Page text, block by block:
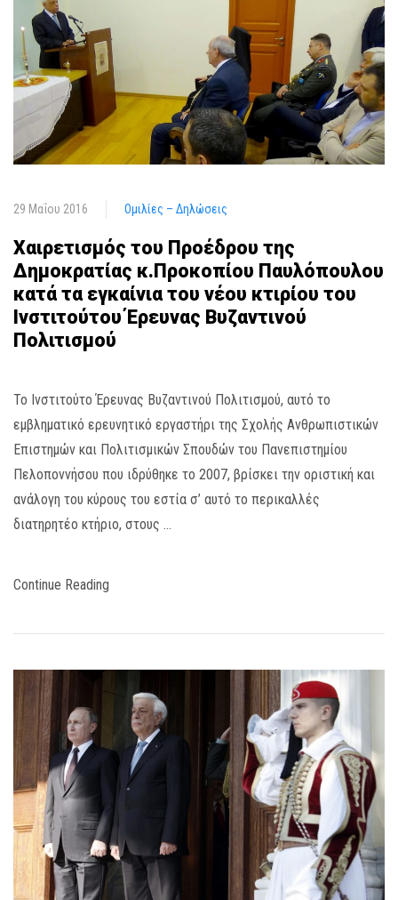
29 Μαΐου 2016 Ομιλίες – Δηλώσεις
Χαιρετισμός του Προέδρου της
Δημοκρατίας κ.Προκοπίου Παυλόπουλου
κατά τα εγκαίνια του νέου κτιρίου του
Ινστιτούτου Έρευνας Βυζαντινού
Πολιτισμού
Το Ινστιτούτο Έρευνας Βυζαντινού Πολιτισμού, αυτό το
εμβληματικό ερευνητικό εργαστήρι της Σχολής Ανθρωπιστικών
Επιστημών και Πολιτισμικών Σπουδών του Πανεπιστημίου
Πελοποννήσου που ιδρύθηκε το 2007, βρίσκει την οριστική και
ανάλογη του κύρους του εστία σ’ αυτό το περικαλλές
διατηρητέο κτήριο, στους …
Continue Reading